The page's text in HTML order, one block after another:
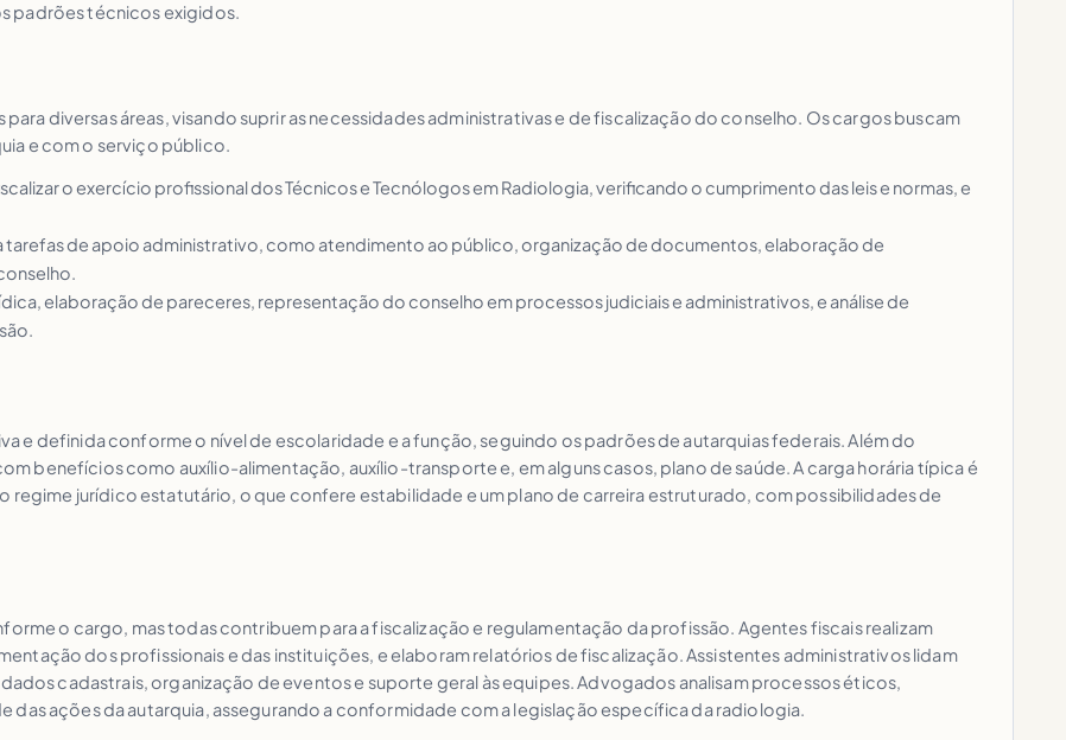
padrões técnicos exigidos.
diversas áreas, visando suprir as necessidades administrativas e de fiscalização do conselho. Os cargos buscam
e com o serviço público.
o exercício profissional dos Técnicos e Tecnólogos em Radiologia, verificando o cumprimento das leis e normas, e
tarefas de apoio administrativo, como atendimento ao público, organização de documentos, elaboração de
elaboração de pareceres, representação do conselho em processos judiciais e administrativos, e análise de
e definida conforme o nível de escolaridade e a função, seguindo os padrões de autarquias federais. Além do
benefícios como auxílio-alimentação, auxílio-transporte e, em alguns casos, plano de saúde. A carga horária típica é
regime jurídico estatutário, o que confere estabilidade e um plano de carreira estruturado, com possibilidades de
o cargo, mas todas contribuem para a fiscalização e regulamentação da profissão. Agentes fiscais realizam
dos profissionais e das instituições, e elaboram relatórios de fiscalização. Assistentes administrativos lidam
cadastrais, organização de eventos e suporte geral às equipes. Advogados analisam processos éticos,
das ações da autarquia, assegurando a conformidade com a legislação específica da radiologia.